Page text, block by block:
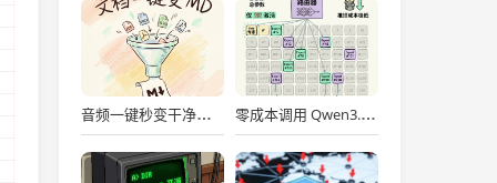
音频一键秒变干净的 Markdown 零成本调用 Qwen3.6 无限 Token！保姆级教程（curl 实测）